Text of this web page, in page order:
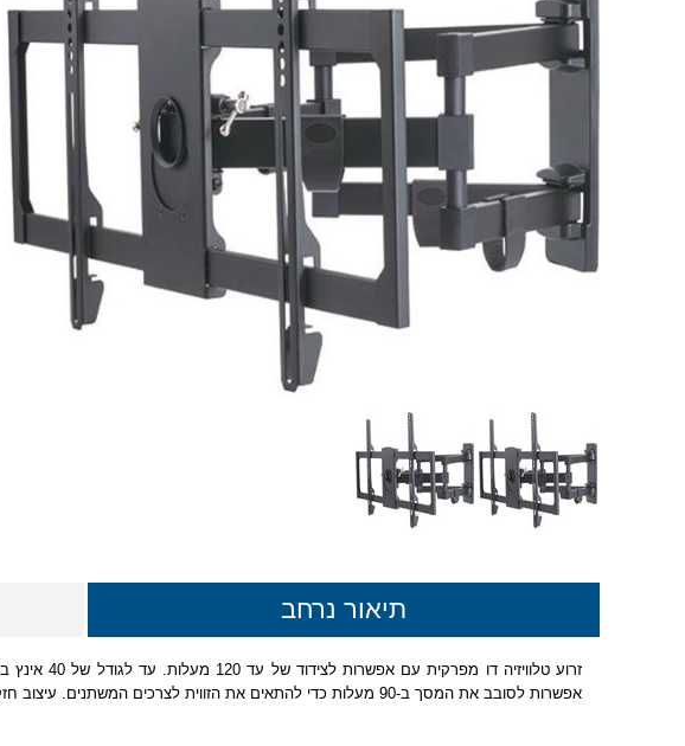
תיאור נרחב
אפשרות לסובב את המסך ב-90 מעלות כדי להתאים את הזווית לצרכים המשתנים. עיצוב חזק ועמיד המתאים להתקנה על קירות ומספק פתרון מתקדם למיקום והתאמת המסך.